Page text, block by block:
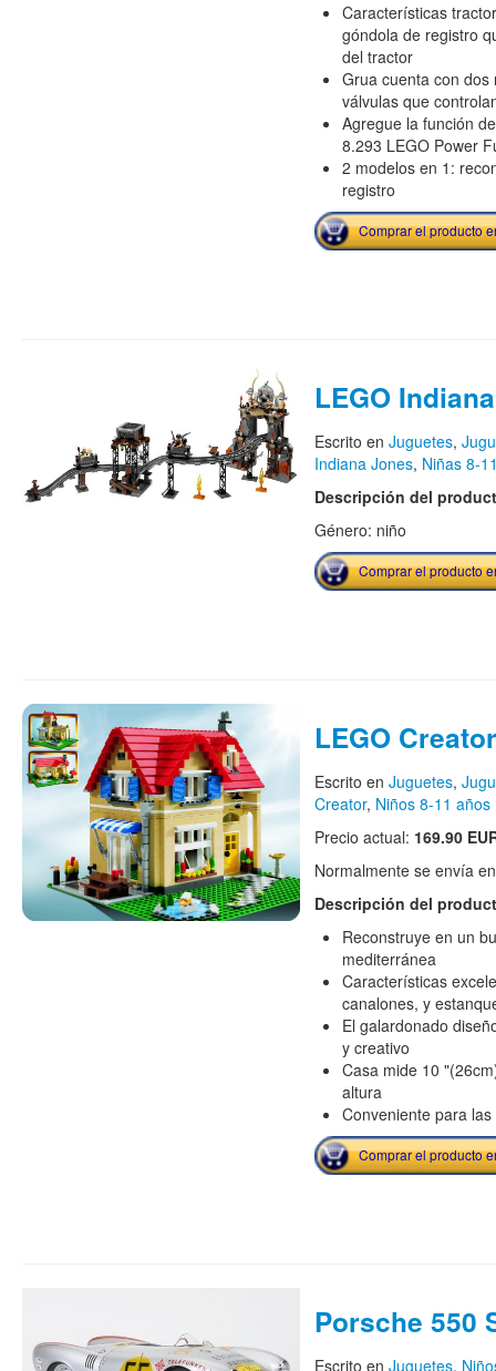
Características
góndola de registro
del tractor
Grua cuenta con dos
válvulas que
Agregue la función
8.293 LEGO Power
2 modelos en 1:
registro
Comprar el producto
LEGO
Escrito en Juguetes,
Indiana Jones, Niñas 8-
Descripción del
Género: niño
Comprar el producto
LEGO
Escrito en Juguetes,
Creator, Niños 8-11 años
Precio actual: 169.90
Normalmente se envía
Descripción del
Reconstruye en un
mediterránea
Características
canalones, y
El galardonado
y creativo
Casa mide 10
altura
Conveniente para
Comprar el producto
Porsche 550
Escrito en Juguetes,